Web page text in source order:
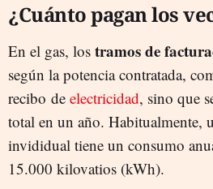
¿Cuánto pagan los
En el gas, los tramosde
según la potencia contratada,
recibo de electricidad, sino que
total en un año. Habitualmente,
invididual tiene un consumo
15.000 kilovatios (kWh).